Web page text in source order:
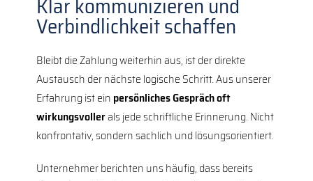
Verbindlichkeit schaffen
Bleibt die Zahlung weiterhin aus, ist der direkte
Austausch der nächste logische Schritt. Aus unserer
Erfahrung ist ein persönliches Gespräch oft
wirkungsvollerals jede schriftliche Erinnerung. Nicht
konfrontativ, sondern sachlich und lösungsorientiert.
Unternehmer berichten uns häufig, dass bereits